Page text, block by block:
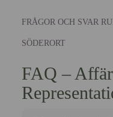
FRÅGOR OCH SVAR
SÖDERORT
FAQ –